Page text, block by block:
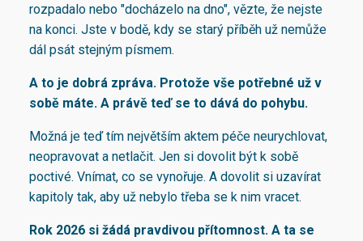
rozpadalo nebo "docházelo na dno", vězte, že nejste
na konci. Jste v bodě, kdy se starý příběh už nemůže
dál psát stejným písmem.
A to je dobrá zpráva. Protože vše potřebné už v
sobě máte. A právě teď se to dává do pohybu.
Možná je teď tím největším aktem péče neurychlovat,
neopravovat a netlačit. Jen si dovolit být k sobě
poctivé. Vnímat, co se vynořuje. A dovolit si uzavírat
kapitoly tak, aby už nebylo třeba se k nim vracet.
Rok 2026 si žádá pravdivou přítomnost. A ta se